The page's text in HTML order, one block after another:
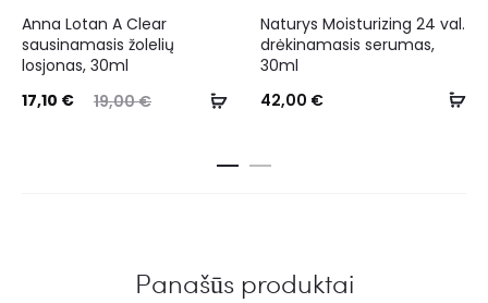
Anna Lotan A Clear
sausinamasis žolelių
losjonas, 30ml
19,00€
17,10 €
Naturys Moisturizing 24 val.
drėkinamasis serumas,
30ml
42,00 €
Panašūs produktai